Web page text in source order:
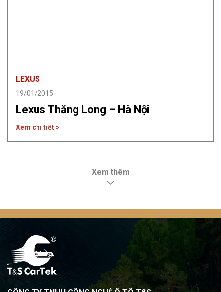
LEXUS
19/01/2015
Lexus Thăng Long – Hà Nội
Xem chi tiết >
Xem thêm